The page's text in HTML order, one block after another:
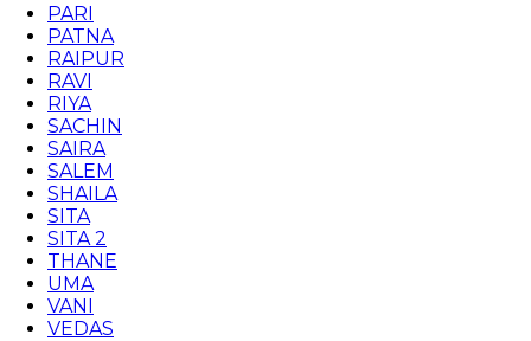
PARI
PATNA
RAIPUR
RAVI
RIYA
SACHIN
SAIRA
SALEM
SHAILA
SITA
SITA 2
THANE
UMA
VANI
VEDAS